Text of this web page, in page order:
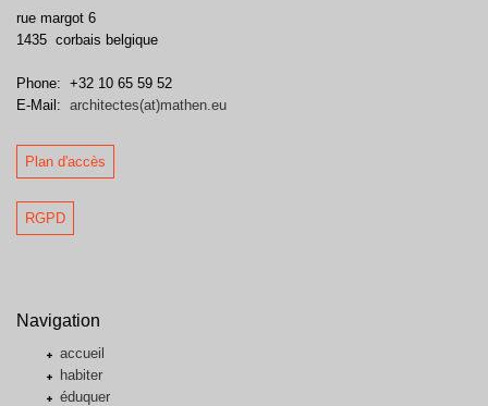
rue margot 6
1435 corbais belgique
Phone: +32 10 65 59 52
E-Mail: architectes(at)mathen.eu
Plan d'accès
RGPD
Navigation
accueil
habiter
éduquer